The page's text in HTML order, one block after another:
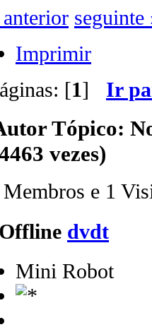
seguinte
Imprimir
[1] Ir
Tópico:
vezes)
e 1
dvdt
Mini Robot